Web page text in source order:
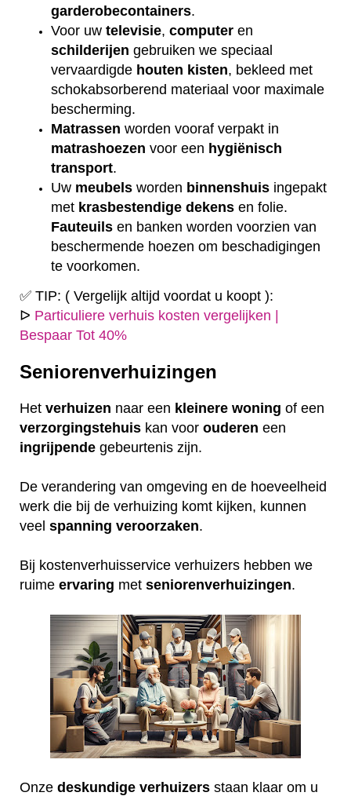
garderobecontainers.
Voor uw televisie, computer en
schilderijen gebruiken we speciaal
vervaardigde houten kisten, bekleed met
schokabsorberend materiaal voor maximale
bescherming.
Matrassen worden vooraf verpakt in
matrashoezen voor een hygiënisch
transport.
Uw meubels worden binnenshuis ingepakt
met krasbestendige dekens en folie.
Fauteuils en banken worden voorzien van
beschermende hoezen om beschadigingen
te voorkomen.
✅ TIP: ( Vergelijk altijd voordat u koopt ):
ᐅ Particuliere verhuis kosten vergelijken |
Bespaar Tot 40%
Seniorenverhuizingen
Het verhuizen naar een kleinere woning of een
verzorgingstehuis kan voor ouderen een
ingrijpende gebeurtenis zijn.
De verandering van omgeving en de hoeveelheid
werk die bij de verhuizing komt kijken, kunnen
veel spanning veroorzaken.
Bij kostenverhuisservice verhuizers hebben we
ruime ervaring met seniorenverhuizingen.
Onze deskundige verhuizers staan klaar om u